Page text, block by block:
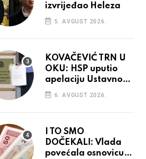
izvrijeđao Heleza
5. AVGUST 2026.
KOVAČEVIĆ TRN U
OKU: HSP uputio
apelaciju Ustavnom
sudu BiH
6. AVGUST 2026.
I TO SMO
DOČEKALI: Vlada
povećala osnovicu